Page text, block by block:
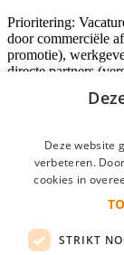
Prioritering:
door commerciële
promotie),
directe partners
Inloggen als
*
login gegevens
Deze website
verbeteren.
cookies in
STRIKT